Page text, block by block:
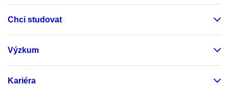
Chci studovat
Výzkum
Kariéra